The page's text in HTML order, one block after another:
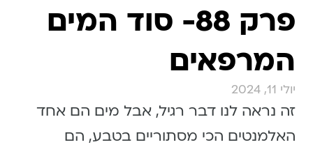
פרק 88- סוד המים
המרפאים
יולי 11, 2024
זה נראה לנו דבר רגיל, אבל מים הם אחד
האלמנטים הכי מסתוריים בטבע, הם